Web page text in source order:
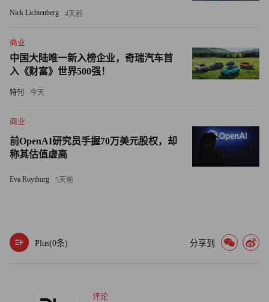
莫里斯•科恩（Maurice Cohn）持有；Cohmad这个名字是科
与伯纳德•马多夫投资证券公司位于同一栋楼里，Cohmad在
第10层。据说马多夫在第17层私下进行自己的庞氏骗局。
罗伯特•“鲍勃”•贾菲（Robert "Bob" Jaffe）是Cohmad的高
Club）的成员介绍马多夫的投资工具。贾菲也是卡尔•夏皮
罗（Carl Shapiro）的女婿，夏皮罗在纽约市的嘉曼区
（Garment District）发家，他是马多夫最早、最大的投资者
之一。
当困难。就连那些同马多夫前雇员很亲近的人，也对形势的
不透明性十分苦恼。没人知道到底曾有多少人为马多夫工作
Nick Lichtenberg 4天前
商业
中国大陆唯一新入榜企业，奇瑞汽车首
入《财富》世界500强！
特刊 今天
商业
前OpenAI研究员手握70万美元股权，却
称其估值虚高
Eva Roytburg 5天前
Plus(0条) 分享到
评论